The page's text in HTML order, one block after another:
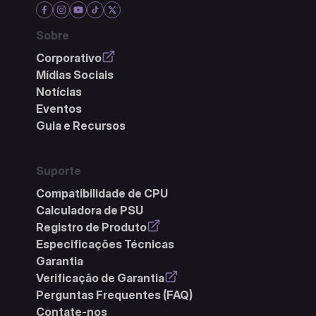
Sobre
Corporativo
Mídias Sociais
Notícias
Eventos
Guia e Recursos
Suporte
Compatibilidade de CPU
Calculadora de PSU
Registro de Produto
Especificações Técnicas
Garantia
Verificação de Garantia
Perguntas Frequentes (FAQ)
Contate-nos